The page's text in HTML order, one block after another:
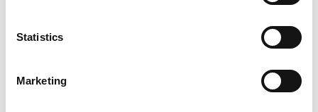
Statistics
Marketing